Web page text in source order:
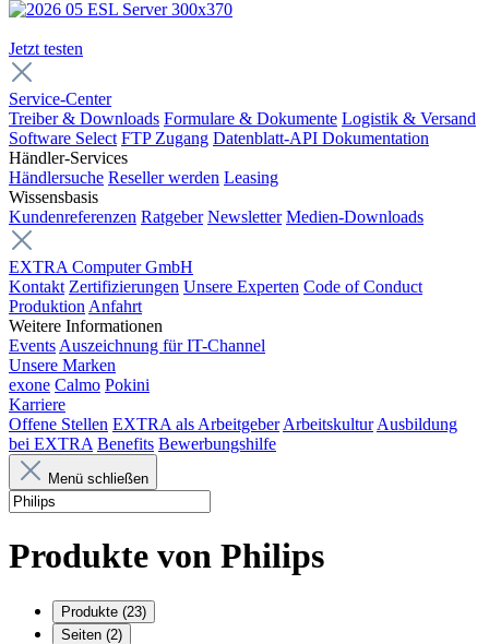
Jetzt testen
Service-Center
Treiber & Downloads Formulare & Dokumente Logistik & Versand
Software Select FTP Zugang Datenblatt-API Dokumentation
Händler-Services
Händlersuche Reseller werden Leasing
Wissensbasis
Kundenreferenzen Ratgeber Newsletter Medien-Downloads
EXTRA Computer GmbH
Kontakt Zertifizierungen Unsere Experten Code of Conduct
Produktion Anfahrt
Weitere Informationen
Events Auszeichnung für IT-Channel
Unsere Marken
exone Calmo Pokini
Karriere
Offene Stellen EXTRA als Arbeitgeber Arbeitskultur Ausbildung
bei EXTRA Benefits Bewerbungshilfe
Menü schließen
Produkte von Philips
Produkte (23)
Seiten (2)